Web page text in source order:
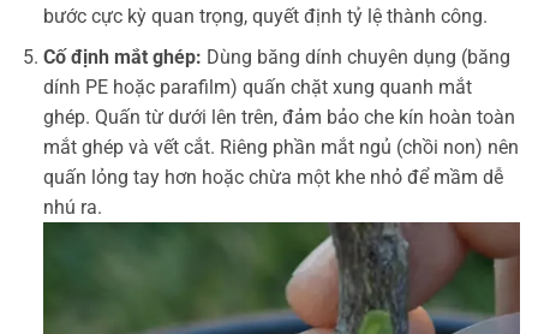
bước cực kỳ quan trọng, quyết định tỷ lệ thành công.
Cố định mắt ghép: Dùng băng dính chuyên dụng (băng
dính PE hoặc parafilm) quấn chặt xung quanh mắt
ghép. Quấn từ dưới lên trên, đảm bảo che kín hoàn toàn
mắt ghép và vết cắt. Riêng phần mắt ngủ (chồi non) nên
quấn lỏng tay hơn hoặc chừa một khe nhỏ để mầm dễ
nhú ra.